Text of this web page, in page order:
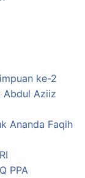
ke-2
Abdul Aziiz
Ananda Faqih
PPA